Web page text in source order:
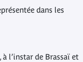
dans les
l’instar de Brassaï et